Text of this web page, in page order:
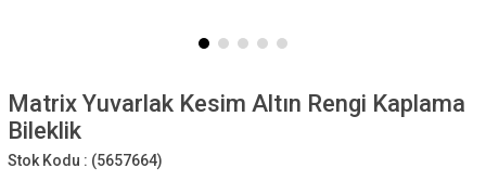
Matrix Yuvarlak Kesim Altın Rengi Kaplama
Bileklik
Stok Kodu : (5657664)